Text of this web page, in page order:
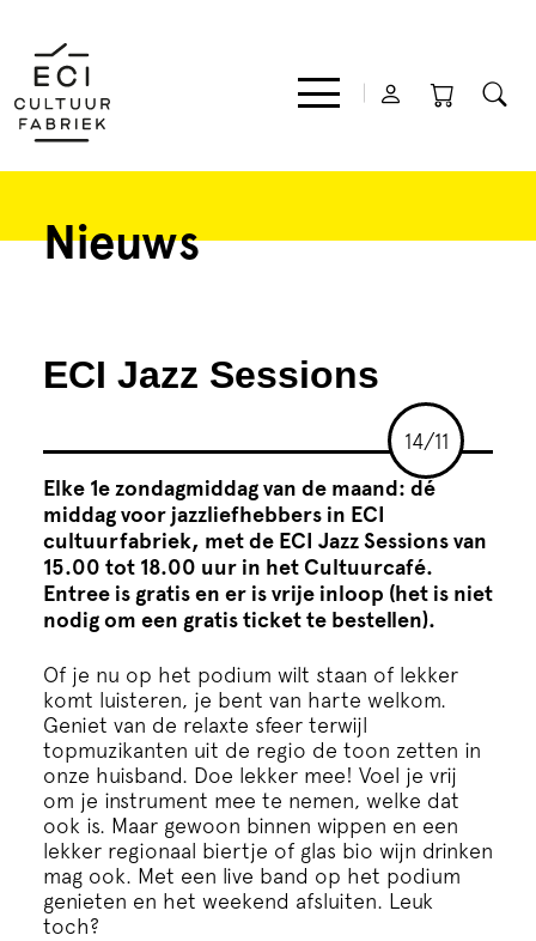
Film
Theater
Cursus
Onderwijs
ECI Cultuurcafé
Over ons
Contact
Steun ons
Nieuws
ECI Jazz Sessions
14/11
Elke 1e zondagmiddag van de maand: dé
middag voor jazzliefhebbers in ECI
cultuurfabriek, met de ECI Jazz Sessions van
15.00 tot 18.00 uur in het Cultuurcafé.
Entree is gratis en er is vrije inloop (het is niet
nodig om een gratis ticket te bestellen).
Of je nu op het podium wilt staan of lekker
komt luisteren, je bent van harte welkom.
Geniet van de relaxte sfeer terwijl
topmuzikanten uit de regio de toon zetten in
onze huisband. Doe lekker mee! Voel je vrij
om je instrument mee te nemen, welke dat
ook is. Maar gewoon binnen wippen en een
lekker regionaal biertje of glas bio wijn drinken
mag ook. Met een live band op het podium
genieten en het weekend afsluiten. Leuk
toch?